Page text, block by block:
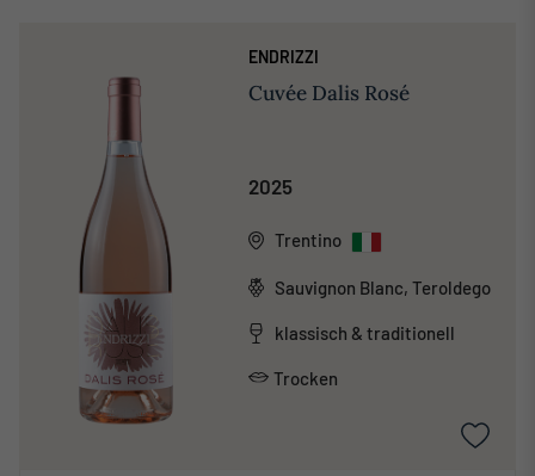
ENDRIZZI
Cuvée Dalis Rosé
2025
Trentino
Sauvignon Blanc, Teroldego
klassisch & traditionell
Trocken